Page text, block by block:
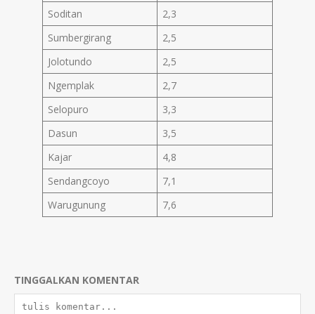
Soditan
2,3
Sumbergirang
2,5
Jolotundo
2,5
Ngemplak
2,7
Selopuro
3,3
Dasun
3,5
Kajar
4,8
Sendangcoyo
7,1
Warugunung
7,6
TINGGALKAN KOMENTAR